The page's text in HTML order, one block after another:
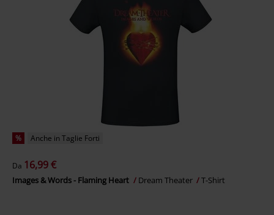
% Anche in Taglie Forti
Da 16,99 €
Images & Words - Flaming Heart Dream Theater T-Shirt